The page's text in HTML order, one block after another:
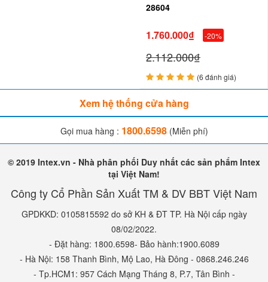
Bạn test thử máy lọc, trong trường hợp máy lọc chạy yếu mà bạn
đã lắp đúng rồi thì vấn đề là có nhiều không khí trong đường ống,
bạn xoáy nhẹ nút trên đầu máy lọc để loại bỏ bớt không khí trong
Lưu ý, khi bạn rút phích điện không chạy máy lọc
bạn xoáy chặt nút ở trên đỉnh máy lọc để nước không chẩy ra
28604
1.760.000₫ -20%
2.112.000₫
(6 đánh giá)
Xem hệ thống cửa hàng
Gọi mua hàng : 1800.6598(Miễn phí)
© 2019 Intex.vn - Nhà phân phối Duy nhất các sản phẩm Intex
tại Việt Nam!
Công ty Cổ Phần Sản Xuất TM & DV BBT Việt Nam
GPDKKD: 0105815592 do sở KH & ĐT TP. Hà Nội cấp ngày
08/02/2022.
- Đặt hàng: 1800.6598- Bảo hành:1900.6089
- Hà Nội: 158 Thanh Bình, Mộ Lao, Hà Đông - 0868.246.246
- Tp.HCM1: 957 Cách Mạng Tháng 8, P.7, Tân Bình -